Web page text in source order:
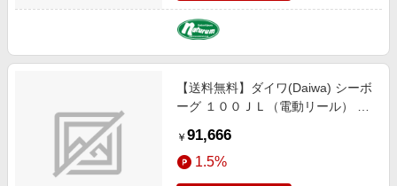
金融・マネー・保険
ビジネス・その他サービス
Apple公式サイト×楽天カード分割払い
Samsung ボーナスキャンペーン
【送料無料】ダイワ(Daiwa) シーボ
ーグ １００ＪＬ（電動リール） １
￥ 91,666
1.5%